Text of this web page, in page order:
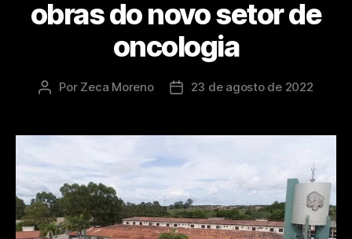
obras do novo setor de
oncologia
Por Zeca Moreno 23 de agosto de 2022